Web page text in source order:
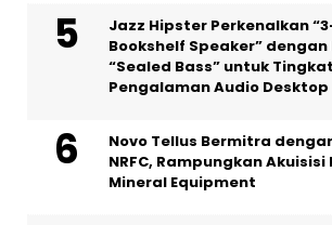
Jazz Hipster Perkenalkan
Bookshelf Speaker” dengan
“Sealed Bass” untuk
Pengalaman Audio Desktop
Novo Tellus Bermitra
NRFC, Rampungkan Akuisisi
Mineral Equipment